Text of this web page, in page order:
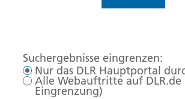
Suchergebnisse eingrenzen:
Nur das DLR Hauptportal
Alle Webauftritte auf DLR.de
Eingrenzung)